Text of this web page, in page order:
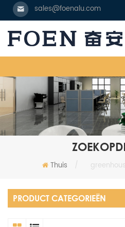
sales@foenalu.com
Thuis /
PRODUCT CATEGORIEËN